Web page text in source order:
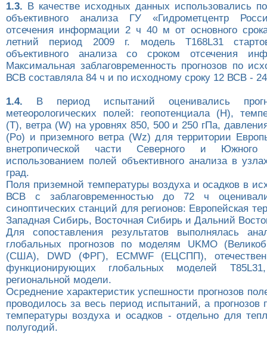
1.3. В качестве исходных данных использовались
объективного анализа ГУ «Гидрометцентр
отсечения информации 2 ч 40 м от основного
летний период 2009 г. модель T168L31
объективного анализа со сроком отсечения
Максимальная заблаговременность прогнозов по
ВСВ составляла 84 ч и по исходному сроку 12 ВСВ -
1.4. В период испытаний оценивались
метеорологических полей: геопотенциала (H),
(T), ветра (W) на уровнях 850, 500 и 250 гПа,
(Po) и приземного ветра (Wz) для территории
внетропической части Северного и
использованием полей объективного анализа в
град.
Поля приземной температуры воздуха и осадков в
ВСВ с заблаговременностью до 72 ч
синоптических станций для регионов: Европейская
Западная Сибирь, Восточная Сибирь и Дальний
Для сопоставления результатов выполнялась
глобальных прогнозов по моделям UKMO
(США), DWD (ФРГ), ECMWF (ЕЦСПП),
функционирующих глобальных моделей
региональной модели.
Осреднение характеристик успешности прогнозов
проводилось за весь период испытаний, а прогнозов
температуры воздуха и осадков - отдельно для
полугодий.